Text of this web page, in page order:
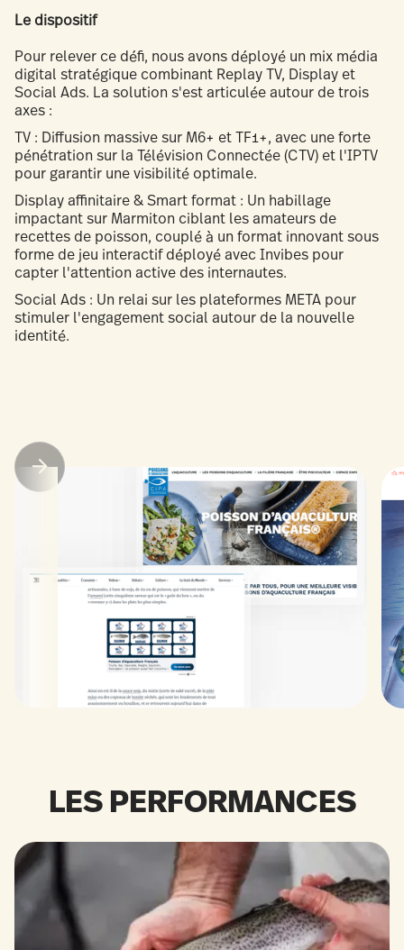
Le dispositif
Pour relever ce défi, nous avons déployé un mix média
digital stratégique combinant Replay TV, Display et
Social Ads. La solution s'est articulée autour de trois
axes :
TV : Diffusion massive sur M6+ et TF1+, avec une forte
pénétration sur la Télévision Connectée (CTV) et l'IPTV
pour garantir une visibilité optimale.
Display affinitaire & Smart format : Un habillage
impactant sur Marmiton ciblant les amateurs de
recettes de poisson, couplé à un format innovant sous
forme de jeu interactif déployé avec Invibes pour
capter l'attention active des internautes.
Social Ads : Un relai sur les plateformes META pour
stimuler l'engagement social autour de la nouvelle
identité.
LES PERFORMANCES